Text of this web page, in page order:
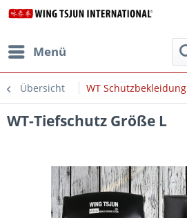
Menü
Übersicht WT Schutzbekleidung
WT-Tiefschutz Größe L